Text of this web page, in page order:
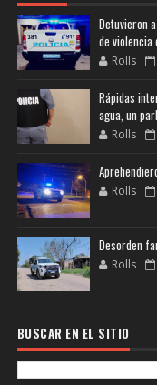
Detuvieron
de violencia
Rolls
Rápidas
agua, un
Rolls
Rolls
Desorden
Rolls
BUSCAR EN EL SITIO